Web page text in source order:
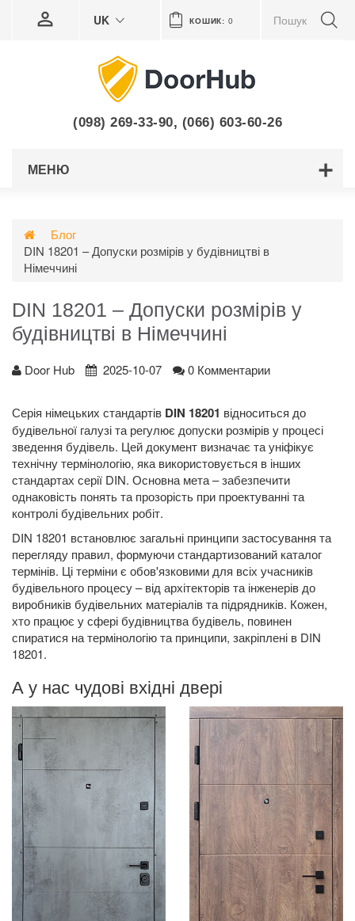
КОШИК: 0
UK
(098) 269-33-90, (066) 603-60-26
МЕНЮ
Блог
DIN 18201 – Допуски розмірів у будівництві в
Німеччині
DIN 18201 – Допуски розмірів у
будівництві в Німеччині
Door Hub 2025-10-07 0 Комментарии
Серія німецьких стандартів DIN 18201 відноситься до
будівельної галузі та регулює допуски розмірів у процесі
зведення будівель. Цей документ визначає та уніфікує
технічну термінологію, яка використовується в інших
стандартах серії DIN. Основна мета – забезпечити
однаковість понять та прозорість при проектуванні та
контролі будівельних робіт.
DIN 18201 встановлює загальні принципи застосування та
перегляду правил, формуючи стандартизований каталог
термінів. Ці терміни є обов'язковими для всіх учасників
будівельного процесу – від архітекторів та інженерів до
виробників будівельних матеріалів та підрядників. Кожен,
хто працює у сфері будівництва будівель, повинен
спиратися на термінологію та принципи, закріплені в DIN
18201.
А у нас чудові вхідні двері